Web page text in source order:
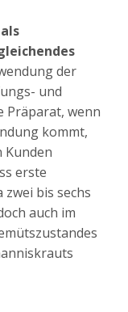
der
und
Präparat, wenn
kommt,
Kunden
erste
bis sechs
auch im